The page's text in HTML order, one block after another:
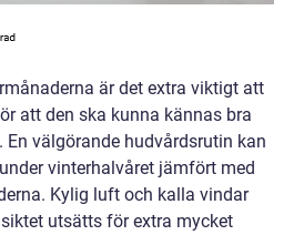
är det extra viktigt att
att den ska kunna kännas bra
En välgörande hudvårdsrutin kan
vinterhalvåret jämfört med
Kylig luft och kalla vindar
utsätts för extra mycket